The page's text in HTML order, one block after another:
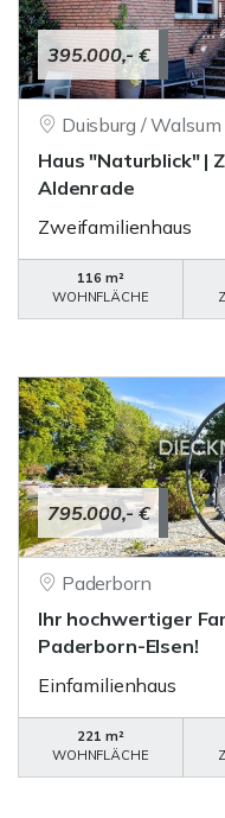
395.000,- €
Duisburg / Walsum
Haus "Naturblick" |
Aldenrade
Zweifamilienhaus
116 m²
WOHNFLÄCHE
795.000,- €
Paderborn
Ihr hochwertiger
Paderborn-Elsen!
Einfamilienhaus
221 m²
WOHNFLÄCHE